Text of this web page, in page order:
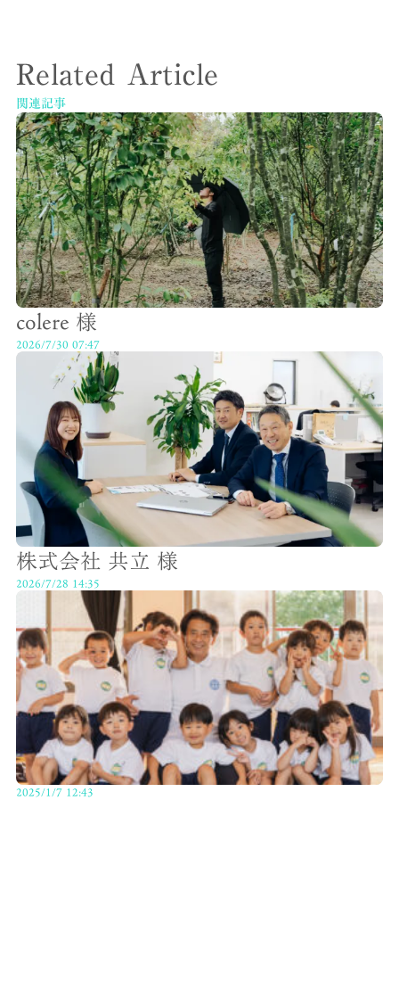
Related Article
関連記事
colere 様
2026/7/30 07:47
株式会社 共立 様
2026/7/28 14:35
2025/1/7 12:43